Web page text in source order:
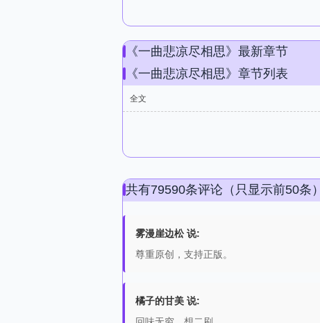
《一曲悲凉尽相思》最新章节
《一曲悲凉尽相思》章节列表
全文
共有79590条评论（只显示前50条）
雾漫崖边松 说:
尊重原创，支持正版。
橘子的甘美 说: